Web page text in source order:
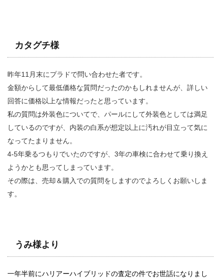
カタグチ様
昨年11月末にプラドで問い合わせた者です。
金額からして最低価格な質問だったのかもしれませんが、詳しい
回答に価格以上な情報だったと思っています。
私の質問は外装色についてで、パールにして外装色としては満足
しているのですが、内装の白系が想定以上に汚れが目立って気に
なってたまりません。
4-5年乗るつもりでいたのですが、3年の車検に合わせて乗り換え
ようかとも思ってしまっています。
その際は、売却＆購入での質問をしますのでよろしくお願いしま
す。
うみ様より
一年半前にハリアーハイブリッドの査定の件でお世話になりまし